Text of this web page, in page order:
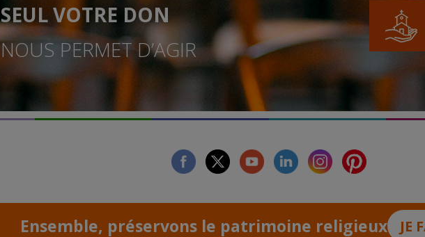
Ensemble, préservons le patrimoine religieux JE
SEUL VOTRE DON
NOUS PERMET D’AGIR
facebook twitter youtube linkedin instagram